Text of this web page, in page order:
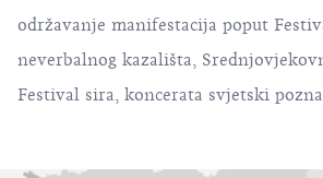
održavanje manifestacija poput
neverbalnog kazališta,
Festival sira, koncerata svjetski